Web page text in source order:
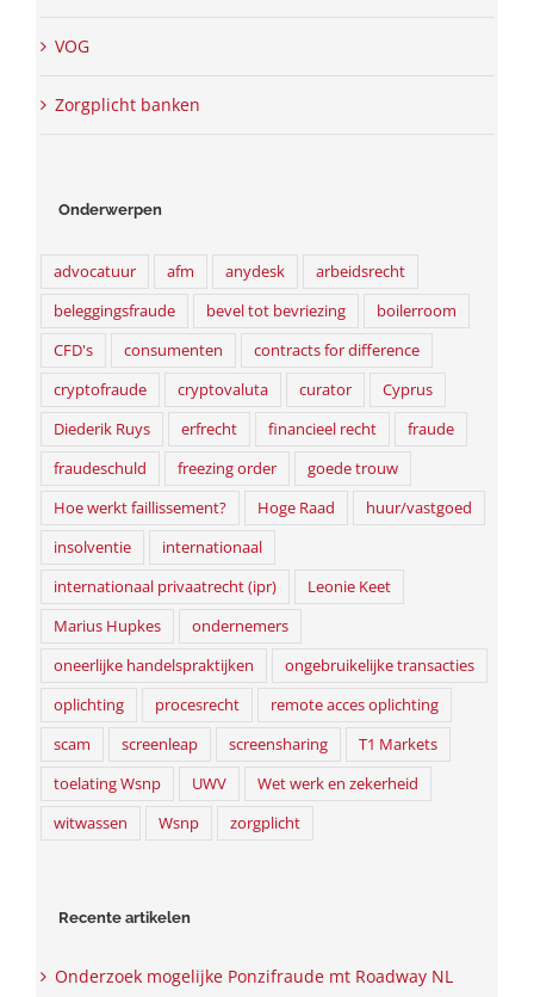
VOG
Zorgplicht banken
Onderwerpen
advocatuur afm anydesk
arbeidsrecht
beleggingsfraude
bevel tot bevriezing
boilerroom
CFD's
consumenten
contracts for difference
cryptofraude
cryptovaluta curator
Cyprus
Diederik Ruys
erfrecht financieel recht
fraude
fraudeschuld
freezing order
goede trouw
Hoe werkt faillissement?
Hoge Raad
huur/vastgoed
insolventie
internationaal
internationaal privaatrecht (ipr)
Leonie Keet
Marius Hupkes
ondernemers
oneerlijke handelspraktijken
ongebruikelijke transacties
oplichting
procesrecht
remote acces oplichting
scam
screenleap screensharing
T1 Markets
toelating Wsnp
UWV
Wet werk en zekerheid
witwassen
Wsnp zorgplicht
Recente artikelen
Onderzoek mogelijke Ponzifraude mt Roadway NL